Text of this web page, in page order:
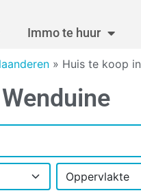
Immo te huur
» Huis te koop
Oppervlakte